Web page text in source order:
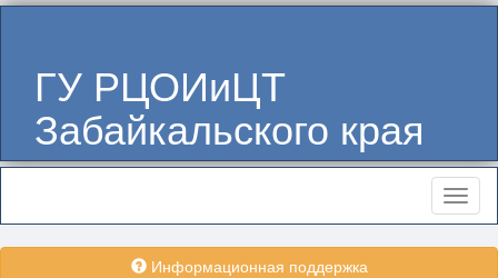
ГУ РЦОИиЦТ
Забайкальского края
Меню
Информационная поддержка